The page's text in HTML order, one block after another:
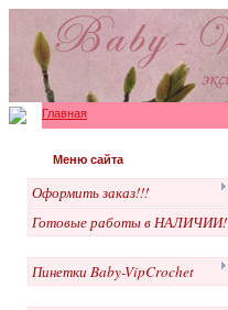
Главная
Меню сайта
Оформить заказ!!!
Готовые работы в НАЛИЧИИ!
Пинетки Baby-VipCrochet